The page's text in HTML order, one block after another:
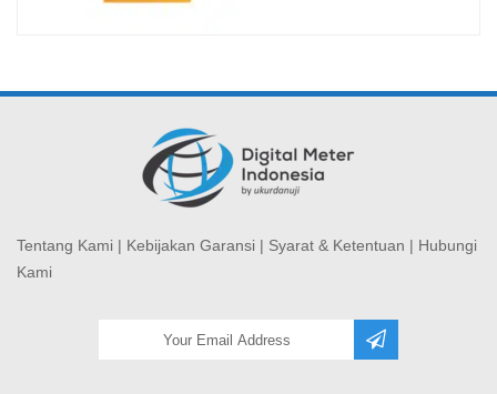
Tentang Kami | Kebijakan Garansi | Syarat & Ketentuan | Hubungi
Kami